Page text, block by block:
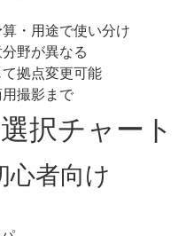
算・用途で使い分け
分野が異なる
て拠点変更可能
用撮影まで
択チャート
心者向け